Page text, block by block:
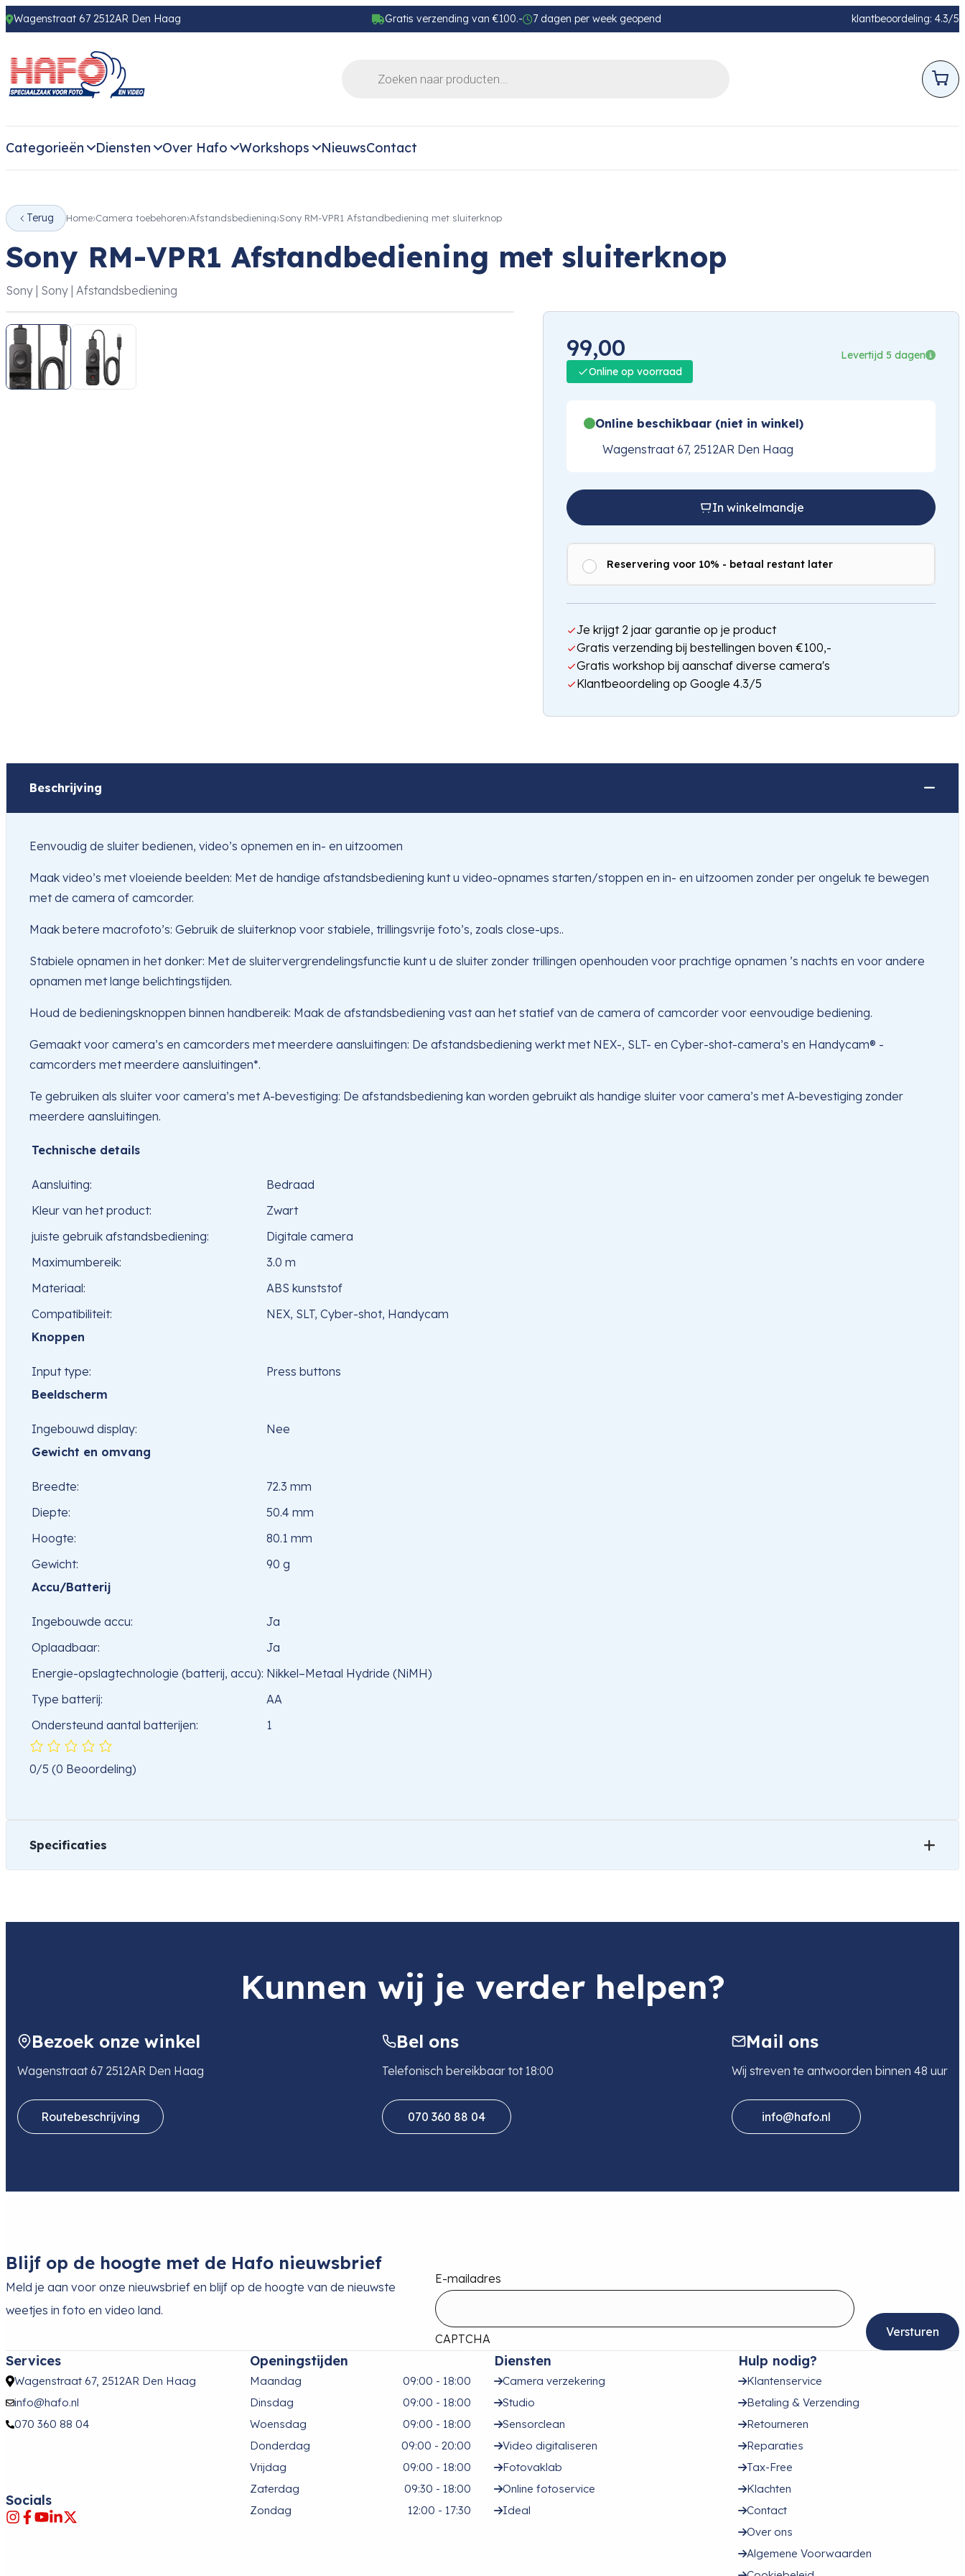
Wagenstraat 67 2512AR Den Haag Gratis verzending van €100.- 7 dagen per week geopend klantbeoordeling: 4.3/5
Categorieën Diensten Over Hafo Workshops NieuwsContact
Terug Home Camera toebehoren Afstandsbediening Sony RM-VPR1 Afstandbediening met sluiterknop
Sony RM-VPR1 Afstandbediening met sluiterknop
Sony | Sony | Afstandsbediening
‹ ›
99,00
Levertijd 5 dagen
Online op voorraad
Online beschikbaar (niet in winkel)
Wagenstraat 67, 2512AR Den Haag
In winkelmandje
Reservering voor 10% - betaal restant later
Je krijgt 2 jaar garantie op je product
Gratis verzending bij bestellingen boven €100,-
Gratis workshop bij aanschaf diverse camera's
Klantbeoordeling op Google 4.3/5
Beschrijving
Eenvoudig de sluiter bedienen, video’s opnemen en in- en uitzoomen
Maak video’s met vloeiende beelden: Met de handige afstandsbediening kunt u video-opnames starten/stoppen en in- en uitzoomen zonder per ongeluk te bewegen
met de camera of camcorder.
Maak betere macrofoto’s: Gebruik de sluiterknop voor stabiele, trillingsvrije foto’s, zoals close-ups..
Stabiele opnamen in het donker: Met de sluitervergrendelingsfunctie kunt u de sluiter zonder trillingen openhouden voor prachtige opnamen ’s nachts en voor andere
opnamen met lange belichtingstijden.
Houd de bedieningsknoppen binnen handbereik: Maak de afstandsbediening vast aan het statief van de camera of camcorder voor eenvoudige bediening.
Gemaakt voor camera’s en camcorders met meerdere aansluitingen: De afstandsbediening werkt met NEX-, SLT- en Cyber-shot-camera’s en Handycam® -
camcorders met meerdere aansluitingen*.
Te gebruiken als sluiter voor camera’s met A-bevestiging: De afstandsbediening kan worden gebruikt als handige sluiter voor camera’s met A-bevestiging zonder
meerdere aansluitingen.
Technische details
Aansluiting:
Bedraad
Kleur van het product:
Zwart
juiste gebruik afstandsbediening:
Digitale camera
Maximumbereik:
3.0 m
Materiaal:
ABS kunststof
Compatibiliteit:
NEX, SLT, Cyber-shot, Handycam
Knoppen
Input type:
Press buttons
Beeldscherm
Ingebouwd display:
Nee
Gewicht en omvang
Breedte:
72.3 mm
Diepte:
50.4 mm
Hoogte:
80.1 mm
Gewicht:
90 g
Accu/Batterij
Ingebouwde accu:
Ja
Oplaadbaar:
Ja
Energie-opslagtechnologie (batterij, accu): Nikkel–Metaal Hydride (NiMH)
Type batterij:
AA
Ondersteund aantal batterijen:
1
0/5 (0 Beoordeling)
Specificaties
Kunnen wij je verder helpen?
Bezoek onze winkel
Wagenstraat 67 2512AR Den Haag
Routebeschrijving
Bel ons
Telefonisch bereikbaar tot 18:00
070 360 88 04
Mail ons
Wij streven te antwoorden binnen 48 uur
info@hafo.nl
Blijf op de hoogte met de Hafo nieuwsbrief
Meld je aan voor onze nieuwsbrief en blijf op de hoogte van de nieuwste
weetjes in foto en video land.
E-mailadres
CAPTCHA
Services
Wagenstraat 67, 2512AR Den Haag
info@hafo.nl
070 360 88 04
Socials
Openingstijden
Maandag
09:00 - 18:00
Dinsdag
09:00 - 18:00
Woensdag
09:00 - 18:00
Donderdag
09:00 - 20:00
Vrijdag
09:00 - 18:00
Zaterdag
09:30 - 18:00
Zondag
12:00 - 17:30
Diensten
Camera verzekering
Studio
Sensorclean
Video digitaliseren
Fotovaklab
Online fotoservice
Ideal
Hulp nodig?
Klantenservice
Betaling & Verzending
Retourneren
Reparaties
Tax-Free
Klachten
Contact
Over ons
Algemene Voorwaarden